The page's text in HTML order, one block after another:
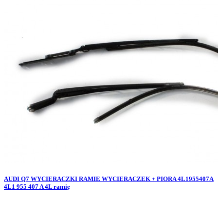
AUDI Q7 WYCIERACZKI RAMIE WYCIERACZEK + PIORA 4L1955407A
4L1 955 407 A 4L ramię